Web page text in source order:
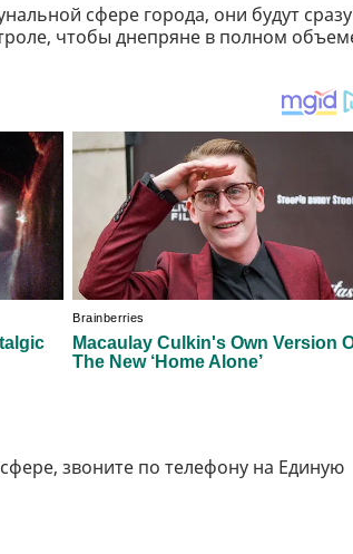
сфере города, они будут сразу
чтобы днепряне в полном
звоните по телефону на Единую